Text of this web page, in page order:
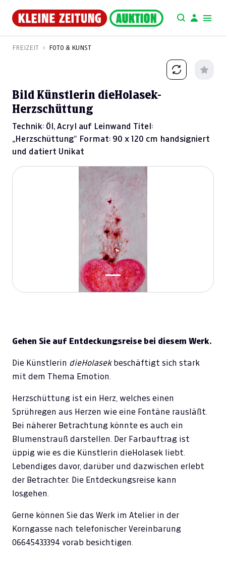
FREIZEIT FOTO & KUNST
Bild Künstlerin dieHolasek-
Herzschüttung
Technik: Öl, Acryl auf Leinwand Titel:
„Herzschüttung" Format: 90 x 120 cm handsigniert
und datiert Unikat
Gehen Sie auf Entdeckungsreise bei diesem Werk.
Die Künstlerin dieHolasekbeschäftigt sich stark
mit dem Thema Emotion.
Herzschüttung ist ein Herz, welches einen
Sprühregen aus Herzen wie eine Fontäne rausläßt.
Bei näherer Betrachtung könnte es auch ein
Blumenstrauß darstellen. Der Farbauftrag ist
üppig wie es die Künstlerin dieHolasek liebt.
Lebendiges davor, darüber und dazwischen erlebt
der Betrachter. Die Entdeckungsreise kann
losgehen.
Gerne können Sie das Werk im Atelier in der
Korngasse nach telefonischer Vereinbarung
06645433394 vorab besichtigen.